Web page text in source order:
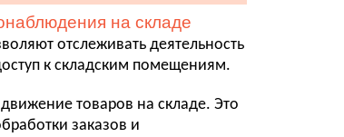
на складе
отслеживать деятельность
к складским помещениям.
товаров на складе. Это
заказов и